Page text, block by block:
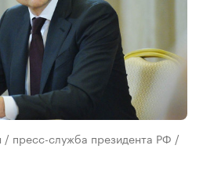
пресс-служба президента РФ /